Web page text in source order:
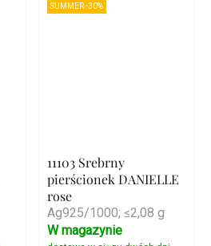
SUMMER -30%
11103 Srebrny
pierścionek DANIELLE
rose
Ag925/1000; ≤2,08 g
W magazynie